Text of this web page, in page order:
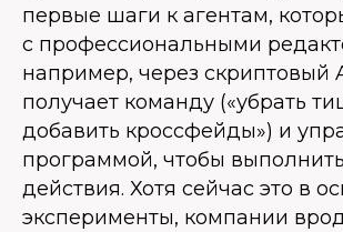
первые шаги к агентам,
с профессиональными
например, через скриптовый
получает команду («убрать
добавить кроссфейды») и
программой, чтобы
действия. Хотя сейчас это в
эксперименты, компании